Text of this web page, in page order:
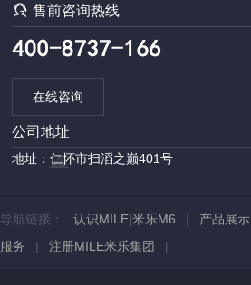
售前咨询热线
在线咨询
公司地址
地址：仁怀市扫滔之巅401号
导航链接： 认识MILE|米乐M6 | 产品展示
服务 | 注册MILE米乐集团 |